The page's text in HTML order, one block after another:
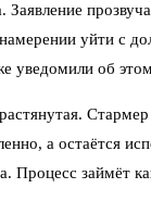
Заявление
уйти с
уведомили об
а остаётся
Процесс займёт